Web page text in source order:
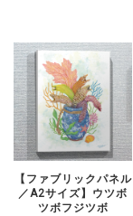
【ファブリックパネル
／A2サイズ】ウツボ
ツボフジツボ